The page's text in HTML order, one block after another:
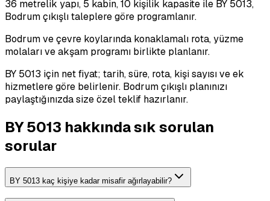
36 metrelik yapı, 5 kabin, 10 kişilik kapasite ile BY 5013,
Bodrum çıkışlı taleplere göre programlanır.
Bodrum ve çevre koylarında konaklamalı rota, yüzme
molaları ve akşam programı birlikte planlanır.
BY 5013 için net fiyat; tarih, süre, rota, kişi sayısı ve ek
hizmetlere göre belirlenir. Bodrum çıkışlı planınızı
paylaştığınızda size özel teklif hazırlanır.
BY 5013 hakkında sık sorulan
sorular
BY 5013 kaç kişiye kadar misafir ağırlayabilir?